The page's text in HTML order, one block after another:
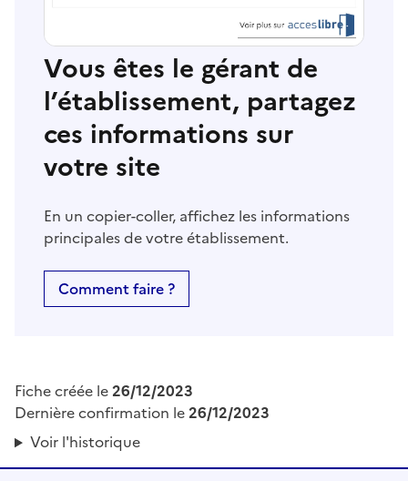
Vous êtes le gérant de
l’établissement, partagez
ces informations sur
votre site
En un copier-coller, affichez les informations
principales de votre établissement.
Comment faire ?
Fiche créée le26/12/2023
Dernière confirmation le26/12/2023
Voir l'historique